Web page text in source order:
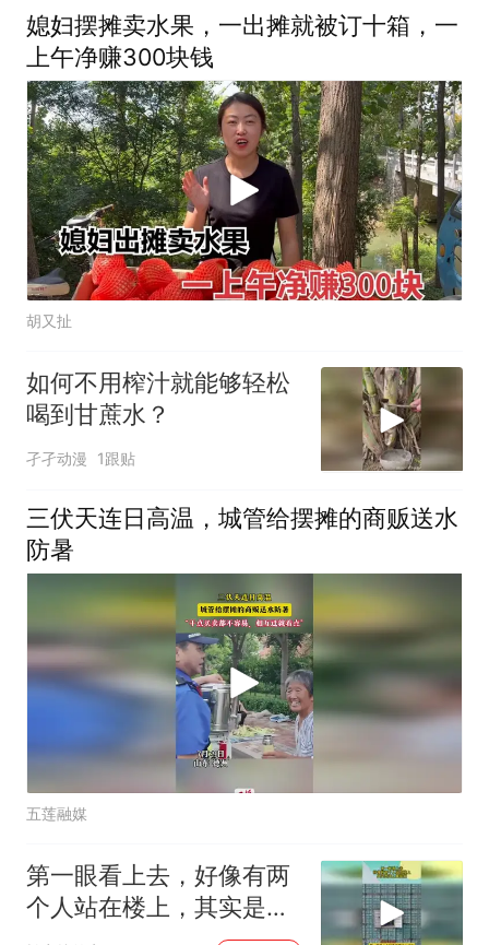
们种的农产品多，以后经
常要存放货物是刚需
媳妇摆摊卖水果，一出摊就被订十箱，一
上午净赚300块钱
胡又扯
如何不用榨汁就能够轻松
喝到甘蔗水？
孑孑动漫 1跟贴
三伏天连日高温，城管给摆摊的商贩送水
防暑
五莲融媒
第一眼看上去，好像有两
个人站在楼上，其实是海
上集装箱